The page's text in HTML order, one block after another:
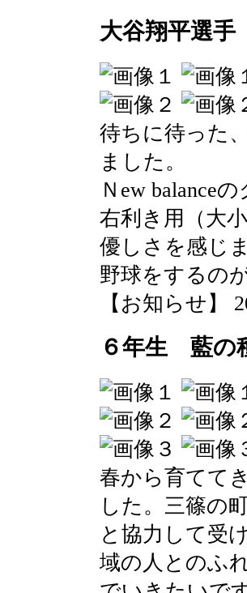
大谷翔平選
待ちに待った
ました。
Ｎew balance
右利き用（大
優しさを感じま
野球をするの
【お知らせ】
６年生 藍の
春から育てて
した。三篠の
と協力して受
域の人とのふ